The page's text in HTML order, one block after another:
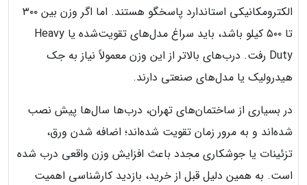
الکترومکانیکی استاندارد پاسخگو هستند. اما اگر وزن بین ۳۰۰
تا ۵۰۰ کیلو باشد، باید سراغ مدل‌های تقویت‌شده یا Heavy
Duty رفت. درب‌های بالاتر از این وزن معمولاً نیاز به جک
هیدرولیک یا مدل‌های صنعتی دارند.
در بسیاری از ساختمان‌های تهران، درب‌ها سال‌ها پیش نصب
شده‌اند و به مرور زمان تقویت شده‌اند؛ اضافه شدن ورق،
تزئینات یا جوشکاری مجدد باعث افزایش وزن واقعی درب شده
است. به همین دلیل قبل از خرید، بازدید کارشناسی اهمیت